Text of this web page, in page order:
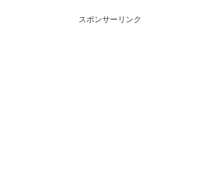
スポンサーリンク